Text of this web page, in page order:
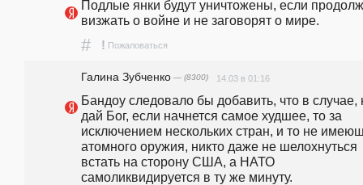
Подлые янки будут уничтожены, если
визжать о войне и не заговорят о мире.
# ! Пожаловаться
Галина Зубченко — (8300) 14.03 в 01:16
Бандоу следовало бы добавить, что в случае,
дай Бог, если начнется самое худшее, то за
исключением нескольких стран, и то не
атомного оружия, никто даже не шелохнуться
встать на сторону США, а НАТО
самоликвидируется в ту же минуту.